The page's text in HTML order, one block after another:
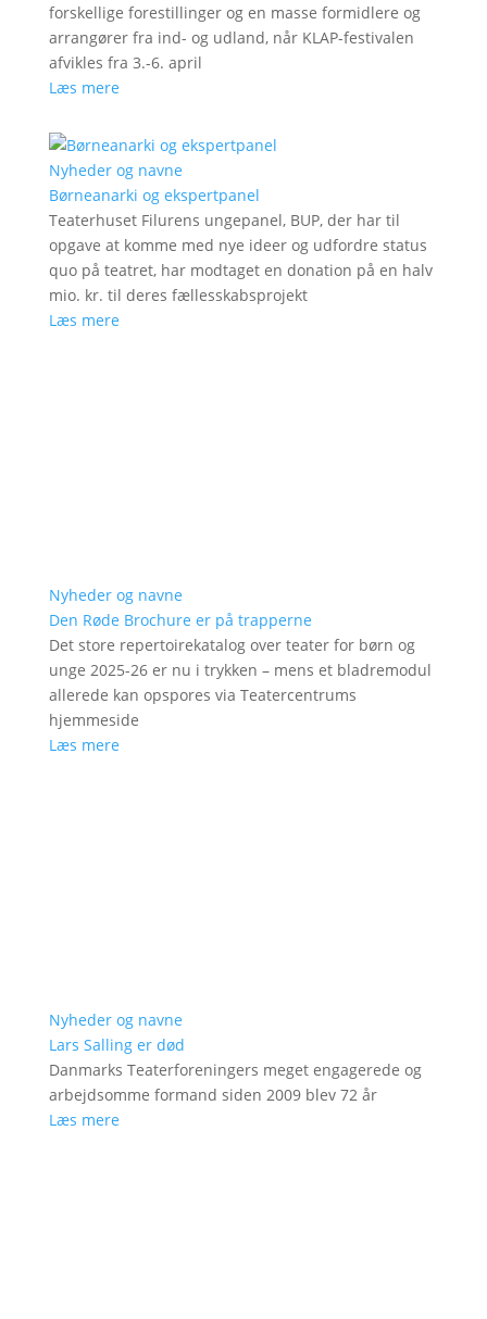
forskellige forestillinger og en masse formidlere og
arrangører fra ind- og udland, når KLAP-festivalen
afvikles fra 3.-6. april
Læs mere
Nyheder og navne
Børneanarki og ekspertpanel
Teaterhuset Filurens ungepanel, BUP, der har til
opgave at komme med nye ideer og udfordre status
quo på teatret, har modtaget en donation på en halv
mio. kr. til deres fællesskabsprojekt
Læs mere
Nyheder og navne
Den Røde Brochure er på trapperne
Det store repertoirekatalog over teater for børn og
unge 2025-26 er nu i trykken – mens et bladremodul
allerede kan opspores via Teatercentrums
hjemmeside
Læs mere
Nyheder og navne
Lars Salling er død
Danmarks Teaterforeningers meget engagerede og
arbejdsomme formand siden 2009 blev 72 år
Læs mere